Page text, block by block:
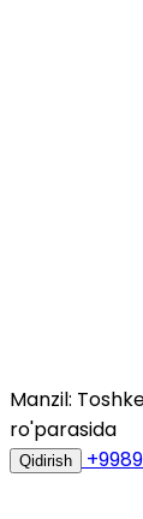
Manzil:
ro'parasida
Qidirish